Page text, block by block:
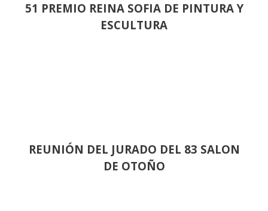
51 PREMIO REINA SOFIA DE PINTURA Y
ESCULTURA
REUNIÓN DEL JURADO DEL 83 SALON
DE OTOÑO